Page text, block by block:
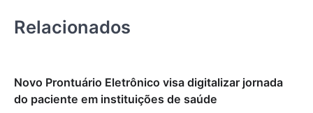
Relacionados
Novo Prontuário Eletrônico visa digitalizar jornada
do paciente em instituições de saúde